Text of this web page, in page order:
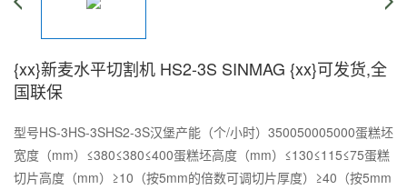
{xx}新麦水平切割机 HS2-3S SINMAG {xx}可发货,全
国联保
型号HS-3HS-3SHS2-3S汉堡产能（个/小时）350050005000蛋糕坯
宽度（mm）≤380≤380≤400蛋糕坯高度（mm）≤130≤115≤75蛋糕
切片高度（mm）≥10（按5mm的倍数可调切片厚度）≥40（按5mm